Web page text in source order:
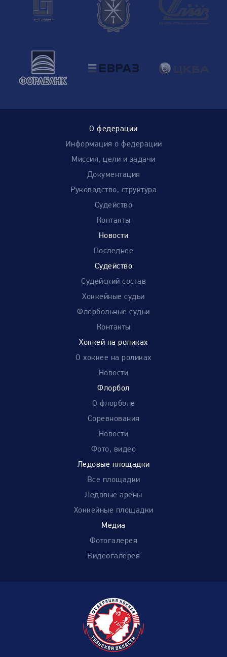
О федерации
Информация о федерации
Миссия, цели и задачи
Документация
Руководство, структура
Судейство
Контакты
Новости
Последнее
Судейство
Судейский состав
Хоккейные судьи
Флорбольные судьи
Контакты
Хоккей на роликах
О хоккее на роликах
Новости
Флорбол
О флорболе
Соревнования
Новости
Фото, видео
Ледовые площадки
Все площадки
Ледовые арены
Хоккейные площадки
Медиа
Фотогалерея
Видеогалерея